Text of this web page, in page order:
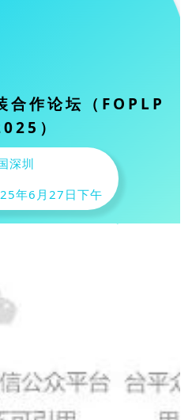
合作论坛（FOPLP
）
深圳
年6月27日下午